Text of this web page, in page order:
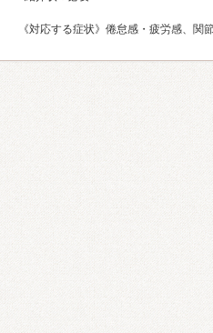
《対応する症状》倦怠感・疲労感、関